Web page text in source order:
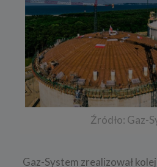
Źródło: Gaz-
Gaz-System zrealizował